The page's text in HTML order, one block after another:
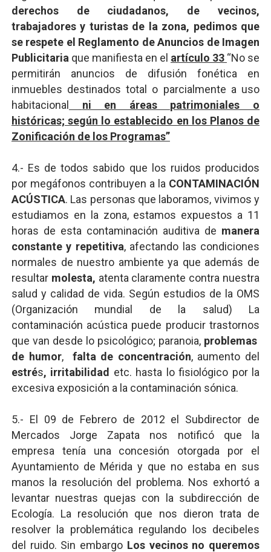
derechos de ciudadanos, de vecinos,
trabajadores y turistas de la zona, pedimos que
se respete el Reglamento de Anuncios de Imagen
Publicitaria que manifiesta en el artículo 33 “No se
permitirán anuncios de difusión fonética en
inmuebles destinados total o parcialmente a uso
habitacional
ni en áreas patrimoniales o
históricas; según lo establecido en los Planos de
Zonificación de los Programas”
4.- Es de todos sabido que los ruidos producidos
por megáfonos contribuyen a la CONTAMINACIÓN
ACÚSTICA. Las personas que laboramos, vivimos y
estudiamos en la zona, estamos expuestos a 11
horas de esta contaminación auditiva de manera
constante y repetitiva, afectando las condiciones
normales de nuestro ambiente ya que además de
resultar molesta, atenta claramente contra nuestra
salud y calidad de vida. Según estudios de la OMS
(Organización mundial de la salud) La
contaminación acústica puede producirtrastornos
que van desde lo psicológico; paranoia, problemas
de humor, falta de concentración, aumento del
estrés, irritabilidad etc. hasta lo fisiológico por la
excesiva exposición a la contaminación sónica.
5.- El 09 de Febrero de 2012 el Subdirector de
Mercados Jorge Zapata nos notificó que la
empresa tenía una concesión otorgada por el
Ayuntamiento de Mérida y que no estaba en sus
manos la resolución del problema. Nos exhortó a
levantar nuestras quejas con la subdirección de
Ecología. La resolución que nos dieron trata de
resolver la problemática regulando los decibeles
del ruido. Sin embargo Los vecinos no queremos